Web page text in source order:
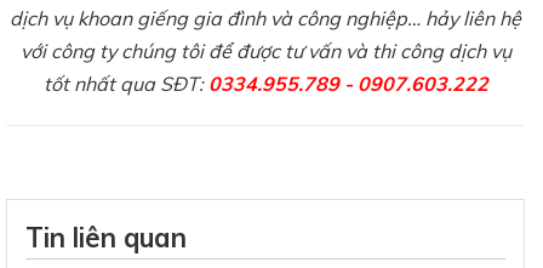
dịch vụ khoan giếng gia đình và công nghiệp… hảy liên hệ
với công ty chúng tôi để được tư vấn và thi công dịch vụ
tốt nhất qua SĐT: 0334.955.789 - 0907.603.222
Tin liên quan